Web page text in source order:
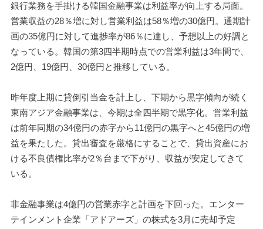
銀行業務を手掛ける韓国金融事業は利益率が向上する局面。
営業収益の28％増に対し営業利益は58％増の30億円。通期計
画の35億円に対して進捗率が86％に達し、予想以上の好調と
なっている。韓国の第3四半期時点での営業利益は3年間で、
2億円、19億円、30億円と推移している。
昨年度上期に貸倒引当金を計上し、下期から黒字傾向が続く
東南アジア金融事業は、今期は全四半期で黒字化。営業利益
は前年同期の34億円の赤字から11億円の黒字へと45億円の増
益を果たした。貸出審査を厳格にすることで、貸出資産にお
ける不良債権比率が2％台まで下がり、収益が安定してきて
いる。
非金融事業は4億円の営業赤字と計画を下回った。エンター
テインメント企業「アドアーズ」の株式を3月に売却予定